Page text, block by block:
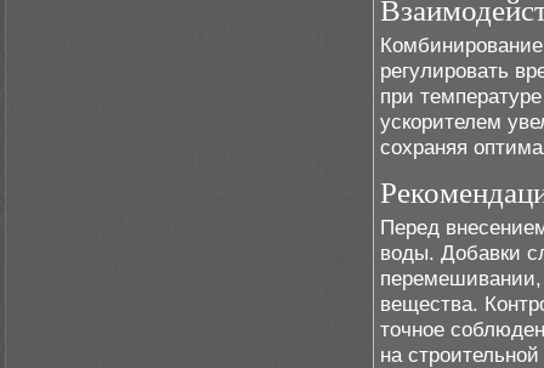
регулировать
при
ускорителем
сохраняя
Перед
воды. Добавки
перемешивании,
вещества.
точное
на